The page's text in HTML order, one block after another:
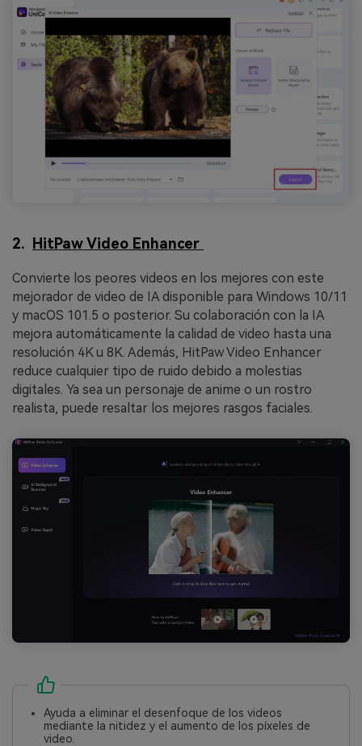
2. HitPaw Video Enhancer
Convierte los peores videos en los mejores con este
mejorador de video de IA disponible para Windows 10/11
y macOS 101.5 o posterior. Su colaboración con la IA
mejora automáticamente la calidad de video hasta una
resolución 4K u 8K. Además, HitPaw Video Enhancer
reduce cualquier tipo de ruido debido a molestias
digitales. Ya sea un personaje de anime o un rostro
realista, puede resaltar los mejores rasgos faciales.
Ayuda a eliminar el desenfoque de los videos
mediante la nitidez y el aumento de los píxeles de
video.